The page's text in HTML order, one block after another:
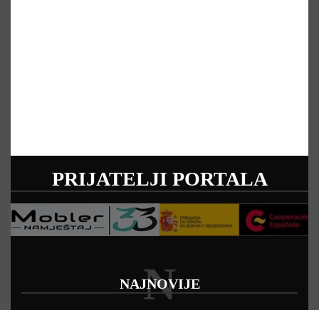
PRIJATELJI PORTALA
NAJNOVIJE
N